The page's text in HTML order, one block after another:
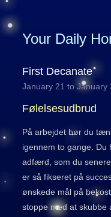
Your Daily
First Decanate
January 21 to January
Følelsesudbrud
På arbejdet bør du
igennem to gange. Du
adfærd, som du
er så fikseret på
ønskede mål på
stoppe med at skubbe